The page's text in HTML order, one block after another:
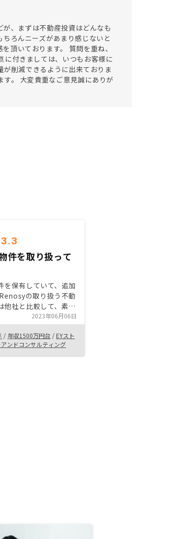
、まずは不動産投資はどんなも
ろんニーズがあまり感じないと
頂いております。 質問を重ね、
に付きましては、いつもお客様に
削減できるように出来ておりま
。 大変貴重なご意見誠にありが
3.3
件を取り扱って
を保有していて、追加
の取り扱う不動
他社と比較して、素晴
感じた。 殆どの取引
を含むリモートで完結
。 購入後の物件デー
確認できるのも、管理
る上で良いシステム。
2023年06月06日
/ 年収1500万円台 /EYスト
ンドコンサルティング